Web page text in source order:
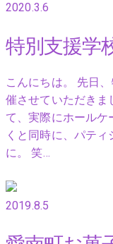
2020.3.6
特別支援学
こんにちは。 先日
催させていただきま
て、実際にホール
くと同時に、パテ
に。 笑…
2019.8.5